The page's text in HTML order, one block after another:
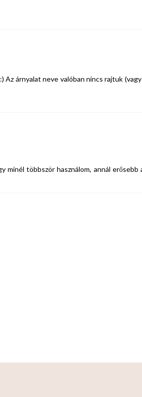
Az árnyalat neve valóban nincs rajtuk
minél többször használom, annál erősebb